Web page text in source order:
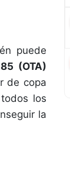
puede
(OTA)
de copa
los
la